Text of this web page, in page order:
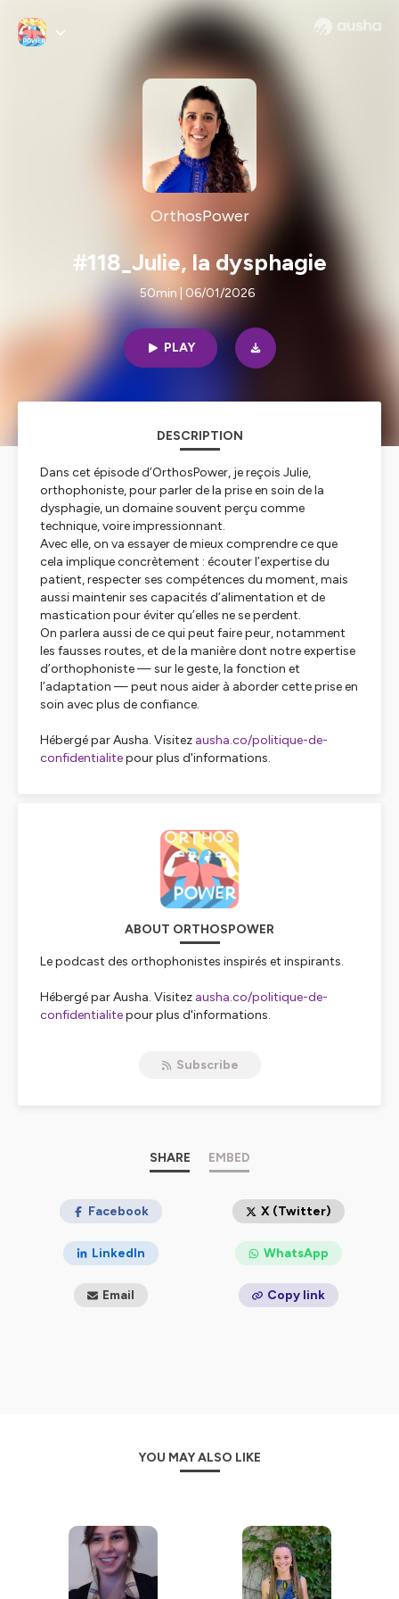
OrthosPower
#118_Julie, la dysphagie
50min | 06/01/2026
PLAY
DESCRIPTION
Dans cet épisode d’OrthosPower, je reçois Julie,
orthophoniste, pour parler de la prise en soin de la
dysphagie, un domaine souvent perçu comme
technique, voire impressionnant.
Avec elle, on va essayer de mieux comprendre ce que
cela implique concrètement : écouter l’expertise du
patient, respecter ses compétences du moment, mais
aussi maintenir ses capacités d’alimentation et de
mastication pour éviter qu’elles ne se perdent.
On parlera aussi de ce qui peut faire peur, notamment
les fausses routes, et de la manière dont notre expertise
d’orthophoniste — sur le geste, la fonction et
l’adaptation — peut nous aider à aborder cette prise en
soin avec plus de confiance.
Hébergé par Ausha. Visitez ausha.co/politique-de-
confidentialitepour plus d'informations.
ABOUT ORTHOSPOWER
Le podcast des orthophonistes inspirés et inspirants.
Hébergé par Ausha. Visitez ausha.co/politique-de-
confidentialitepour plus d'informations.
Subscribe
SHARE EMBED
Facebook X (Twitter)
LinkedIn WhatsApp
Email Copy link
YOU MAY ALSO LIKE